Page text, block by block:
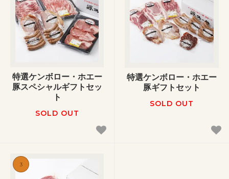
特選ケンボロー・ホエー
豚スペシャルギフトセッ
ト
SOLD OUT
特選ケンボロー・ホエー
豚ギフトセット
SOLD OUT
3